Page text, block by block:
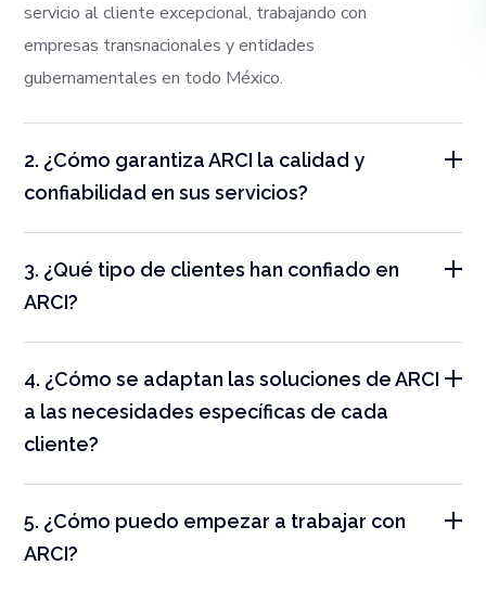
servicio al cliente excepcional, trabajando con
empresas transnacionales y entidades
gubernamentales en todo México.
2. ¿Cómo garantiza ARCI la calidad y
confiabilidad en sus servicios?
3. ¿Qué tipo de clientes han confiado en
ARCI?
4. ¿Cómo se adaptan las soluciones de ARCI
a las necesidades específicas de cada
cliente?
5. ¿Cómo puedo empezar a trabajar con
ARCI?